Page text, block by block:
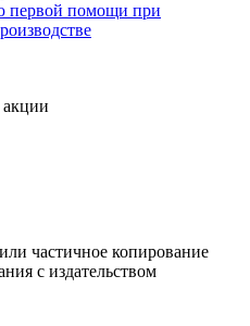
первой помощи при
частичное копирование
с издательством